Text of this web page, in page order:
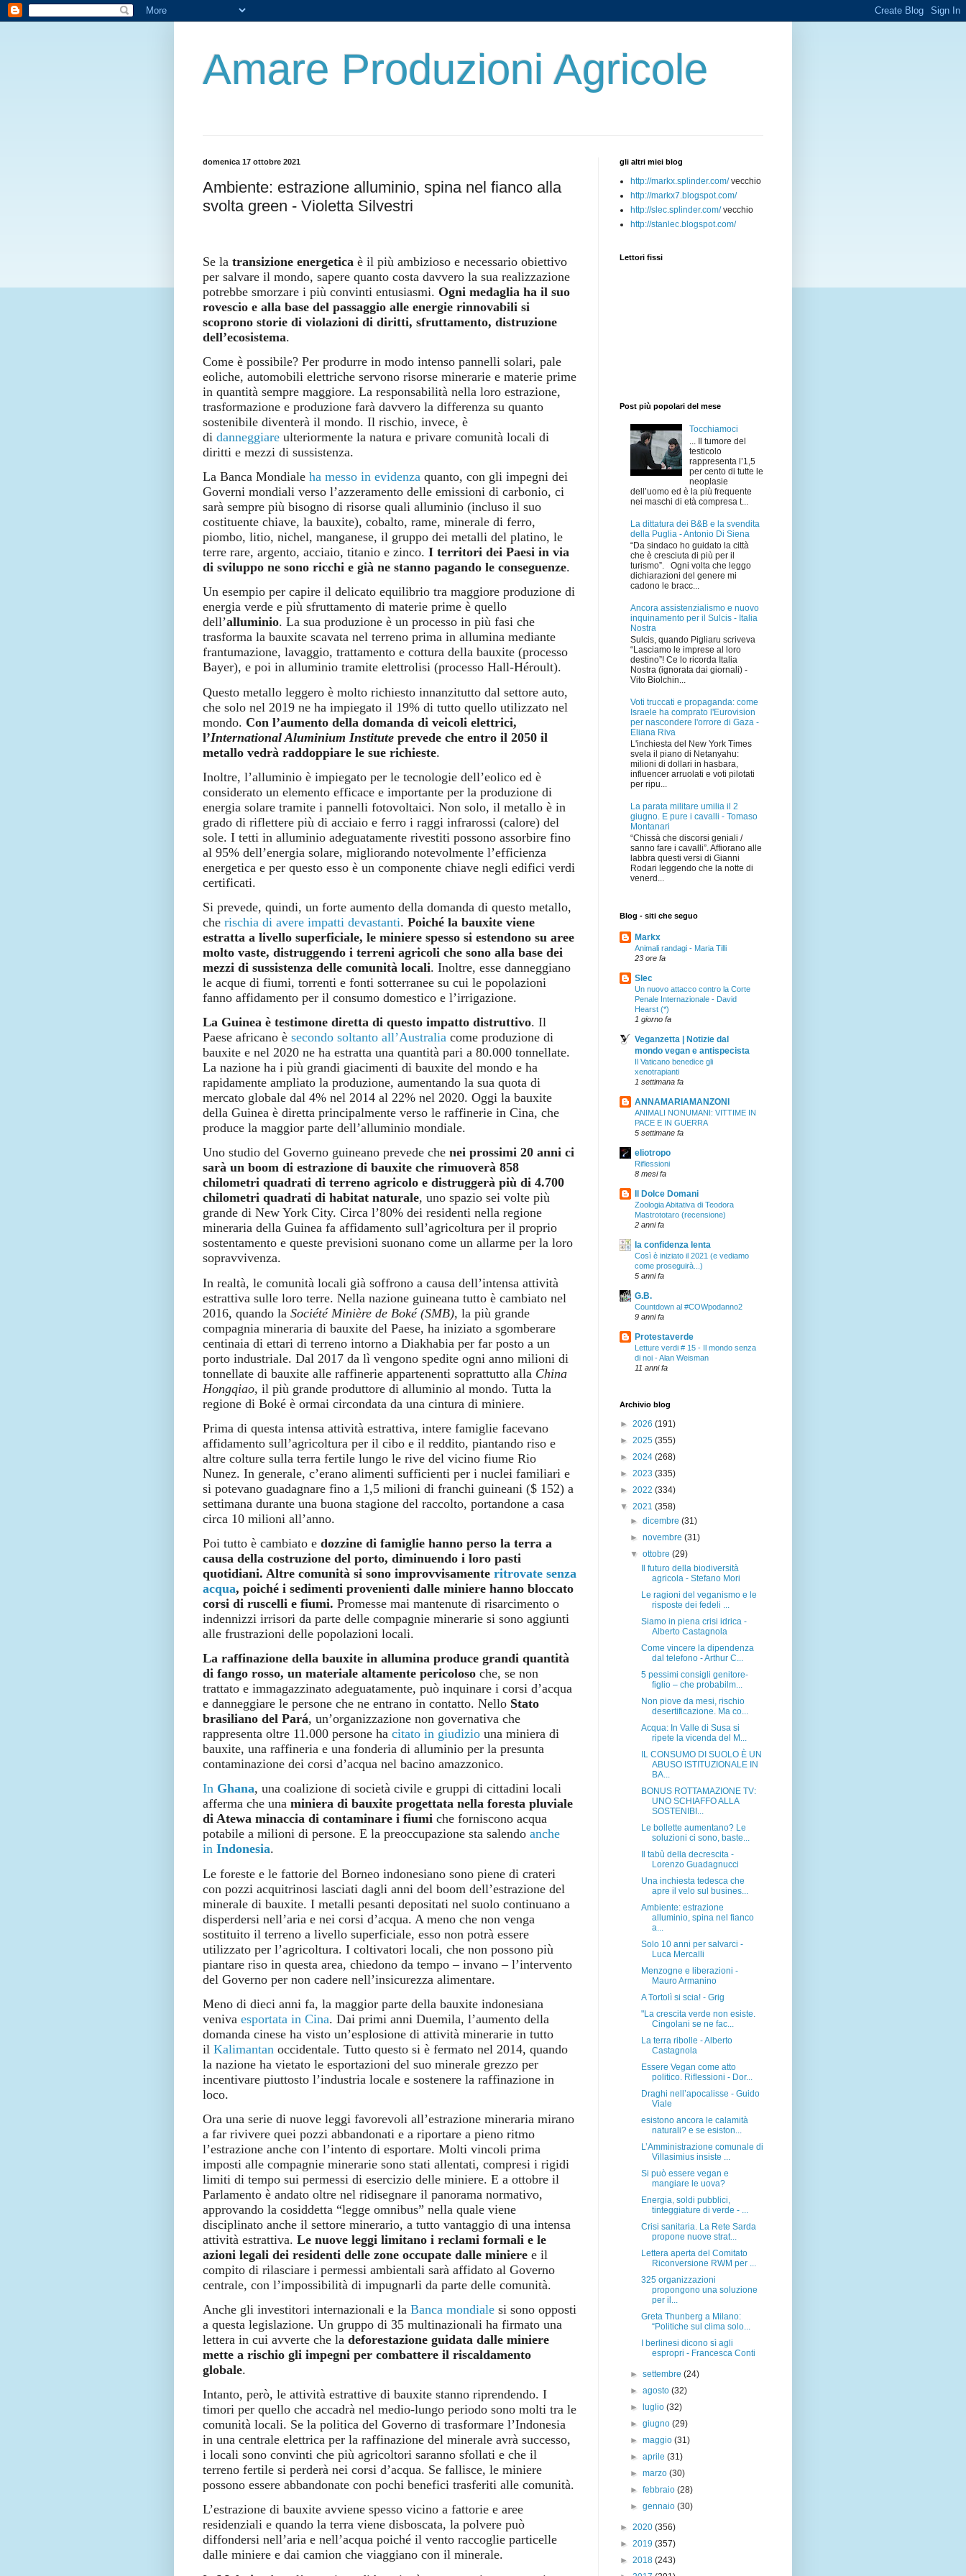
Amare Produzioni Agricole
domenica 17 ottobre 2021
Ambiente: estrazione alluminio, spina nel fianco alla
svolta green - Violetta Silvestri
Se la transizione energetica è il più ambizioso e necessario obiettivo
per salvare il mondo, sapere quanto costa davvero la sua realizzazione
potrebbe smorzare i più convinti entusiasmi. Ogni medaglia ha il suo
rovescio e alla base del passaggio alle energie rinnovabili si
scoprono storie di violazioni di diritti, sfruttamento, distruzione
dell’ecosistema.
Come è possibile? Per produrre in modo intenso pannelli solari, pale
eoliche, automobili elettriche servono risorse minerarie e materie prime
in quantità sempre maggiore. La responsabilità nella loro estrazione,
trasformazione e produzione farà davvero la differenza su quanto
sostenibile diventerà il mondo. Il rischio, invece, è
di danneggiare ulteriormente la natura e privare comunità locali di
diritti e mezzi di sussistenza.
La Banca Mondiale ha messo in evidenza quanto, con gli impegni dei
Governi mondiali verso l’azzeramento delle emissioni di carbonio, ci
sarà sempre più bisogno di risorse quali alluminio (incluso il suo
costituente chiave, la bauxite), cobalto, rame, minerale di ferro,
piombo, litio, nichel, manganese, il gruppo dei metalli del platino, le
terre rare, argento, acciaio, titanio e zinco. I territori dei Paesi in via
di sviluppo ne sono ricchi e già ne stanno pagando le conseguenze.
Un esempio per capire il delicato equilibrio tra maggiore produzione di
energia verde e più sfruttamento di materie prime è quello
dell’alluminio. La sua produzione è un processo in più fasi che
trasforma la bauxite scavata nel terreno prima in allumina mediante
frantumazione, lavaggio, trattamento e cottura della bauxite (processo
Bayer), e poi in alluminio tramite elettrolisi (processo Hall-Héroult).
Questo metallo leggero è molto richiesto innanzitutto dal settore auto,
che solo nel 2019 ne ha impiegato il 19% di tutto quello utilizzato nel
mondo. Con l’aumento della domanda di veicoli elettrici,
l’International Aluminium Institute prevede che entro il 2050 il
metallo vedrà raddoppiare le sue richieste.
Inoltre, l’alluminio è impiegato per le tecnologie dell’eolico ed è
considerato un elemento efficace e importante per la produzione di
energia solare tramite i pannelli fotovoltaici. Non solo, il metallo è in
grado di riflettere più di acciaio e ferro i raggi infrarossi (calore) del
sole. I tetti in alluminio adeguatamente rivestiti possono assorbire fino
al 95% dell’energia solare, migliorando notevolmente l’efficienza
energetica e per questo esso è un componente chiave negli edifici verdi
certificati.
Si prevede, quindi, un forte aumento della domanda di questo metallo,
che rischia di avere impatti devastanti. Poiché la bauxite viene
estratta a livello superficiale, le miniere spesso si estendono su aree
molto vaste, distruggendo i terreni agricoli che sono alla base dei
mezzi di sussistenza delle comunità locali. Inoltre, esse danneggiano
le acque di fiumi, torrenti e fonti sotterranee su cui le popolazioni
fanno affidamento per il consumo domestico e l’irrigazione.
La Guinea è testimone diretta di questo impatto distruttivo. Il
Paese africano è secondo soltanto all’Australia come produzione di
bauxite e nel 2020 ne ha estratta una quantità pari a 80.000 tonnellate.
La nazione ha i più grandi giacimenti di bauxite del mondo e ha
rapidamente ampliato la produzione, aumentando la sua quota di
mercato globale dal 4% nel 2014 al 22% nel 2020. Oggi la bauxite
della Guinea è diretta principalmente verso le raffinerie in Cina, che
produce la maggior parte dell’alluminio mondiale.
Uno studio del Governo guineano prevede che nei prossimi 20 anni ci
sarà un boom di estrazione di bauxite che rimuoverà 858
chilometri quadrati di terreno agricolo e distruggerà più di 4.700
chilometri quadrati di habitat naturale, uno spazio sei volte più
grande di New York City. Circa l’80% dei residenti nella regione
mineraria della Guinea fa affidamento sull’agricoltura per il proprio
sostentamento e queste previsioni suonano come un allarme per la loro
sopravvivenza.
In realtà, le comunità locali già soffrono a causa dell’intensa attività
estrattiva sulle loro terre. Nella nazione guineana tutto è cambiato nel
2016, quando la Société Minière de Boké (SMB), la più grande
compagnia mineraria di bauxite del Paese, ha iniziato a sgomberare
centinaia di ettari di terreno intorno a Diakhabia per far posto a un
porto industriale. Dal 2017 da lì vengono spedite ogni anno milioni di
tonnellate di bauxite alle raffinerie appartenenti soprattutto alla China
Hongqiao, il più grande produttore di alluminio al mondo. Tutta la
regione di Boké è ormai circondata da una cintura di miniere.
Prima di questa intensa attività estrattiva, intere famiglie facevano
affidamento sull’agricoltura per il cibo e il reddito, piantando riso e
altre colture sulla terra fertile lungo le rive del vicino fiume Rio
Nunez. In generale, c’erano alimenti sufficienti per i nuclei familiari e
si potevano guadagnare fino a 1,5 milioni di franchi guineani ($ 152) a
settimana durante una buona stagione del raccolto, portandone a casa
circa 10 milioni all’anno.
Poi tutto è cambiato e dozzine di famiglie hanno perso la terra a
causa della costruzione del porto, diminuendo i loro pasti
quotidiani. Altre comunità si sono improvvisamente ritrovate senza
acqua, poiché i sedimenti provenienti dalle miniere hanno bloccato
corsi di ruscelli e fiumi. Promesse mai mantenute di risarcimento o
indennizzi irrisori da parte delle compagnie minerarie si sono aggiunti
alle frustrazioni delle popolazioni locali.
La raffinazione della bauxite in allumina produce grandi quantità
di fango rosso, un materiale altamente pericoloso che, se non
trattato e immagazzinato adeguatamente, può inquinare i corsi d’acqua
e danneggiare le persone che ne entrano in contatto. Nello Stato
brasiliano del Pará, un’organizzazione non governativa che
rappresenta oltre 11.000 persone ha citato in giudizio una miniera di
bauxite, una raffineria e una fonderia di alluminio per la presunta
contaminazione dei corsi d’acqua nel bacino amazzonico.
In Ghana, una coalizione di società civile e gruppi di cittadini locali
afferma che una miniera di bauxite progettata nella foresta pluviale
di Atewa minaccia di contaminare i fiumi che forniscono acqua
potabile a milioni di persone. E la preoccupazione sta salendo anche
in Indonesia.
Le foreste e le fattorie del Borneo indonesiano sono piene di crateri
con pozzi acquitrinosi lasciati dagli anni del boom dell’estrazione del
minerale di bauxite. I metalli pesanti depositati nel suolo continuano a
disperdersi nell’aria e nei corsi d’acqua. A meno che non venga
sostituito il terreno a livello superficiale, esso non potrà essere
utilizzato per l’agricoltura. I coltivatori locali, che non possono più
piantare riso in questa area, chiedono da tempo – invano – l’intervento
del Governo per non cadere nell’insicurezza alimentare.
Meno di dieci anni fa, la maggior parte della bauxite indonesiana
veniva esportata in Cina. Dai primi anni Duemila, l’aumento della
domanda cinese ha visto un’esplosione di attività minerarie in tutto
il Kalimantan occidentale. Tutto questo si è fermato nel 2014, quando
la nazione ha vietato le esportazioni del suo minerale grezzo per
incentivare piuttosto l’industria locale e sostenere la raffinazione in
loco.
Ora una serie di nuove leggi favorevoli all’estrazione mineraria mirano
a far rivivere quei pozzi abbandonati e a riportare a pieno ritmo
l’estrazione anche con l’intento di esportare. Molti vincoli prima
imposti alle compagnie minerarie sono stati allentati, compresi i rigidi
limiti di tempo sui permessi di esercizio delle miniere. E a ottobre il
Parlamento è andato oltre nel ridisegnare il panorama normativo,
approvando la cosiddetta “legge omnibus” nella quale viene
disciplinato anche il settore minerario, a tutto vantaggio di una intensa
attività estrattiva. Le nuove leggi limitano i reclami formali e le
azioni legali dei residenti delle zone occupate dalle miniere e il
compito di rilasciare i permessi ambientali sarà affidato al Governo
centrale, con l’impossibilità di impugnarli da parte delle comunità.
Anche gli investitori internazionali e la Banca mondiale si sono opposti
a questa legislazione. Un gruppo di 35 multinazionali ha firmato una
lettera in cui avverte che la deforestazione guidata dalle miniere
mette a rischio gli impegni per combattere il riscaldamento
globale.
Intanto, però, le attività estrattive di bauxite stanno riprendendo. I
timori per quello che accadrà nel medio-lungo periodo sono molti tra le
comunità locali. Se la politica del Governo di trasformare l’Indonesia
in una centrale elettrica per la raffinazione del minerale avrà successo,
i locali sono convinti che più agricoltori saranno sfollati e che il
terreno fertile si perderà nei corsi d’acqua. Se fallisce, le miniere
possono essere abbandonate con pochi benefici trasferiti alle comunità.
L’estrazione di bauxite avviene spesso vicino a fattorie e aree
residenziali e quando la terra viene disboscata, la polvere può
diffondersi nell’aria e nell’acqua poiché il vento raccoglie particelle
dalle miniere e dai camion che viaggiano con il minerale.
gli altri miei blog
http://markx.splinder.com/vecchio
http://markx7.blogspot.com/
http://slec.splinder.com/vecchio
http://stanlec.blogspot.com/
Lettori fissi
Post più popolari del mese
Tocchiamoci
... Il tumore del
testicolo
rappresenta l’1,5
per cento di tutte le
neoplasie
dell’uomo ed è la più frequente
nei maschi di età compresa t...
La dittatura dei B&B e la svendita
della Puglia - Antonio Di Siena
“Da sindaco ho guidato la città
che è cresciuta di più per il
turismo”. Ogni volta che leggo
dichiarazioni del genere mi
cadono le bracc...
Ancora assistenzialismo e nuovo
inquinamento per il Sulcis - Italia
Nostra
Sulcis, quando Pigliaru scriveva
“Lasciamo le imprese al loro
destino”! Ce lo ricorda Italia
Nostra (ignorata dai giornali) -
Vito Biolchin...
Voti truccati e propaganda: come
Israele ha comprato l'Eurovision
per nascondere l'orrore di Gaza -
Eliana Riva
L'inchiesta del New York Times
svela il piano di Netanyahu:
milioni di dollari in hasbara,
influencer arruolati e voti pilotati
per ripu...
La parata militare umilia il 2
giugno. E pure i cavalli - Tomaso
Montanari
“Chissà che discorsi geniali /
sanno fare i cavalli”. Affiorano alle
labbra questi versi di Gianni
Rodari leggendo che la notte di
venerd...
Blog - siti che seguo
Markx
Animali randagi - Maria Tilli
23 ore fa
Slec
Un nuovo attacco contro la Corte
Penale Internazionale - David
Hearst (*)
1 giorno fa
Veganzetta | Notizie dal
mondo vegan e antispecista
Il Vaticano benedice gli
xenotrapianti
1 settimana fa
ANNAMARIAMANZONI
ANIMALI NONUMANI: VITTIME IN
PACE E IN GUERRA
5 settimane fa
eliotropo
Riflessioni
8 mesi fa
Il Dolce Domani
Zoologia Abitativa di Teodora
Mastrototaro (recensione)
2 anni fa
la confidenza lenta
Così è iniziato il 2021 (e vediamo
come proseguirà...)
5 anni fa
G.B.
Countdown al #COWpodanno2
9 anni fa
Protestaverde
Letture verdi # 15 - Il mondo senza
di noi - Alan Weisman
11 anni fa
Archivio blog
► 2026 (191)
► 2025 (355)
► 2024 (268)
► 2023 (335)
► 2022 (334)
▼ 2021 (358)
►dicembre(31)
►novembre(31)
▼ottobre(29)
Il futuro della biodiversità
agricola - Stefano Mori
Le ragioni del veganismo e le
risposte dei fedeli ...
Siamo in piena crisi idrica -
Alberto Castagnola
Come vincere la dipendenza
dal telefono - Arthur C...
5 pessimi consigli genitore-
figlio – che probabilm...
Non piove da mesi, rischio
desertificazione. Ma co...
Acqua: In Valle di Susa si
ripete la vicenda del M...
IL CONSUMO DI SUOLO È UN
ABUSO ISTITUZIONALE IN
BA...
BONUS ROTTAMAZIONE TV:
UNO SCHIAFFO ALLA
SOSTENIBI...
Le bollette aumentano? Le
soluzioni ci sono, baste...
Il tabù della decrescita -
Lorenzo Guadagnucci
Una inchiesta tedesca che
apre il velo sul busines...
Ambiente: estrazione
alluminio, spina nel fianco
a...
Solo 10 anni per salvarci -
Luca Mercalli
Menzogne e liberazioni -
Mauro Armanino
A Tortolì si scia! - Grig
"La crescita verde non esiste.
Cingolani se ne fac...
La terra ribolle - Alberto
Castagnola
Essere Vegan come atto
politico. Riflessioni - Dor...
Draghi nell’apocalisse - Guido
Viale
esistono ancora le calamità
naturali? e se esiston...
L’Amministrazione comunale di
Villasimius insiste ...
Si può essere vegan e
mangiare le uova?
Energia, soldi pubblici,
tinteggiature di verde - ...
Crisi sanitaria. La Rete Sarda
propone nuove strat...
Lettera aperta del Comitato
Riconversione RWM per ...
325 organizzazioni
propongono una soluzione
per il...
Greta Thunberg a Milano:
“Politiche sul clima solo...
I berlinesi dicono sì agli
espropri - Francesca Conti
►settembre(24)
►agosto(32)
►luglio(32)
►giugno(29)
►maggio(31)
►aprile(31)
►marzo(30)
►febbraio(28)
►gennaio(30)
► 2020 (356)
► 2019 (357)
► 2018 (243)